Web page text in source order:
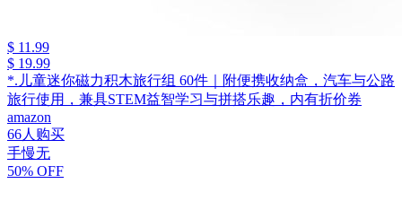
$ 11.99
$ 19.99
*.儿童迷你磁力积木旅行组 60件｜附便携收纳盒，汽车与公路
旅行使用，兼具STEM益智学习与拼搭乐趣，内有折价券
amazon
66人购买
手慢无
50% OFF